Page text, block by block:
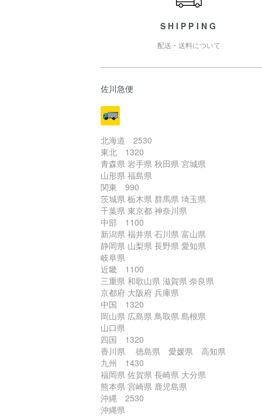
SHIPPING
配送・送料について
佐川急便
北海道 2530
東北 1320
青森県 岩手県 秋田県 宮城県
山形県 福島県
関東 990
茨城県 栃木県 群馬県 埼玉県
千葉県 東京都 神奈川県
中部 1100
新潟県 福井県 石川県 富山県
静岡県 山梨県 長野県 愛知県
岐阜県
近畿 1100
三重県 和歌山県 滋賀県 奈良県
京都府 大阪府 兵庫県
中国 1320
岡山県 広島県 鳥取県 島根県
山口県
四国 1320
香川県 徳島県 愛媛県 高知県
九州 1430
福岡県 佐賀県 長崎県 大分県
熊本県 宮崎県 鹿児島県
沖縄 2530
沖縄県